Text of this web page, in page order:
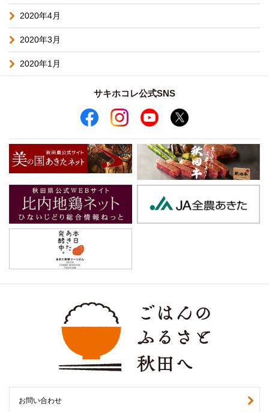
2020年4月
2020年3月
2020年1月
サキホコレ公式SNS
お問い合わせ